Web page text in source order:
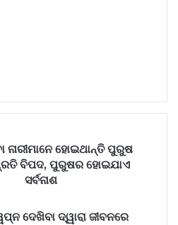
ନାରୀମାନେ ହୋଇଥାନ୍ତି ପୁରୁଷ
ବିପଦ, ପୁରୁଷର ହୋଇଯାଏ
ସର୍ବନାଶ
ଦେଖିବା ଦ୍ୱାରା ଜୀବନରେ